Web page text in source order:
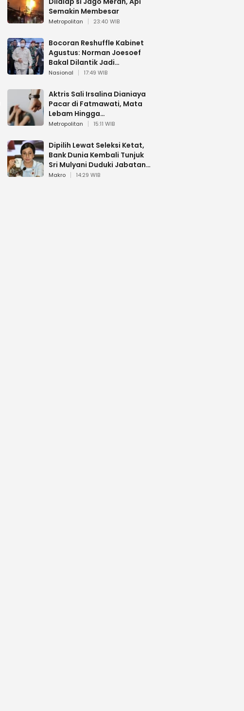
Semakin Membesar
Metropolitan 23:40 WIB
Bocoran Reshuffle Kabinet
Agustus: Norman Joesoef
Bakal Dilantik Jadi
Wamenhan RI
Nasional 17:49 WIB
Aktris Sali Irsalina Dianiaya
Pacar di Fatmawati, Mata
Lebam Hingga
Diselamatkan Polantas
Metropolitan 15:11 WIB
Dipilih Lewat Seleksi Ketat,
Bank Dunia Kembali Tunjuk
Sri Mulyani Duduki Jabatan
Strategis
Makro 14:29 WIB